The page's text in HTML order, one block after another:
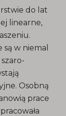
do lat
linearne,
w niemal
Osobną
prace